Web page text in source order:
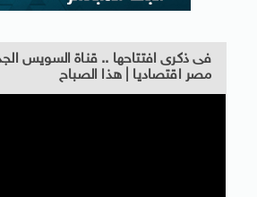
فى ذكرى افتتاحها .. قناة السويس
مصر اقتصاديا | هذا الصباح